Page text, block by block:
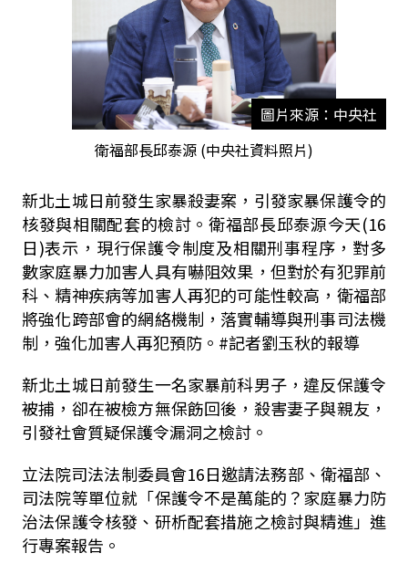
圖片來源：中央社
衛福部長邱泰源 (中央社資料照片)
新北土城日前發生家暴殺妻案，引發家暴保護令的
核發與相關配套的檢討。衛福部長邱泰源今天(16
日)表示，現行保護令制度及相關刑事程序，對多
數家庭暴力加害人具有嚇阻效果，但對於有犯罪前
科、精神疾病等加害人再犯的可能性較高，衛福部
將強化跨部會的網絡機制，落實輔導與刑事司法機
制，強化加害人再犯預防。 #記者劉玉秋的報導
新北土城日前發生一名家暴前科男子，違反保護令
被捕，卻在被檢方無保飭回後，殺害妻子與親友，
引發社會質疑保護令漏洞之檢討。
立法院司法法制委員會16日邀請法務部、衛福部、
司法院等單位就「保護令不是萬能的？家庭暴力防
治法保護令核發、研析配套措施之檢討與精進」進
行專案報告。